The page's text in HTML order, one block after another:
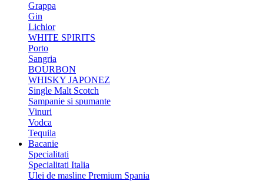
Grappa
Gin
Lichior
WHITE SPIRITS
Porto
Sangria
BOURBON
WHISKY JAPONEZ
Single Malt Scotch
Sampanie si spumante
Vinuri
Vodca
Tequila
Bacanie
Specialitati
Specialitati Italia
Ulei de masline Premium Spania